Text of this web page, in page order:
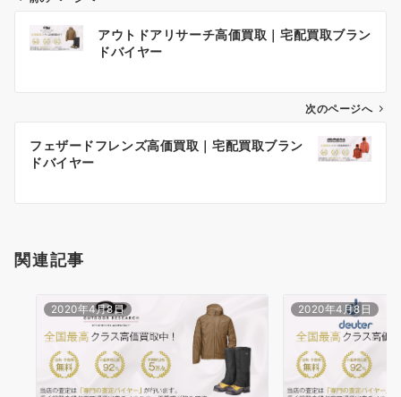
ビ
ン
アウトドアリサーチ高価買取｜宅配買取ブラン
ドバイヤー
次のページへ
フェザードフレンズ高価買取｜宅配買取ブラン
ドバイヤー
関連記事
2020年4月8日 2020年4月8日